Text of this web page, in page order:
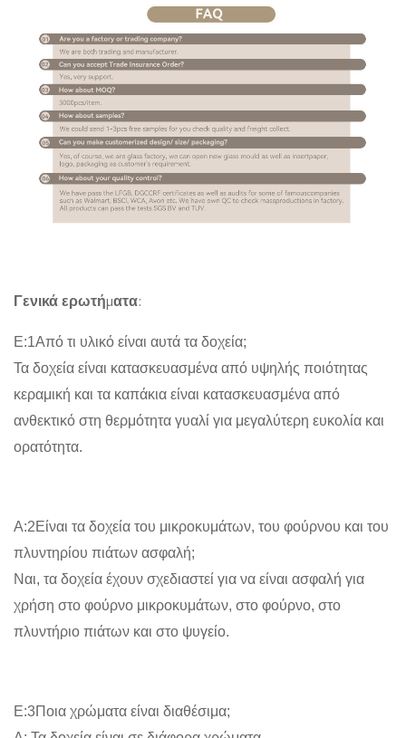
Γενικά ερωτήματα:
Ε:1Από τι υλικό είναι αυτά τα δοχεία;
Τα δοχεία είναι κατασκευασμένα από υψηλής ποιότητας
κεραμική και τα καπάκια είναι κατασκευασμένα από
ανθεκτικό στη θερμότητα γυαλί για μεγαλύτερη ευκολία και
ορατότητα.
Α:2Είναι τα δοχεία του μικροκυμάτων, του φούρνου και του
πλυντηρίου πιάτων ασφαλή;
Ναι, τα δοχεία έχουν σχεδιαστεί για να είναι ασφαλή για
χρήση στο φούρνο μικροκυμάτων, στο φούρνο, στο
πλυντήριο πιάτων και στο ψυγείο.
Ε:3Ποια χρώματα είναι διαθέσιμα;